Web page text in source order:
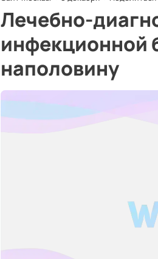
Лечебно-
инфекционной
наполовину